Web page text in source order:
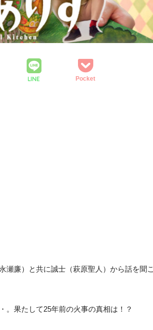
LINE Pocket
瀬廉）と共に誠士（萩原聖人）から話を聞こ
。果たして25年前の火事の真相は！？